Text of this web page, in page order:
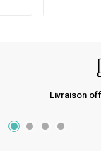
Livraison